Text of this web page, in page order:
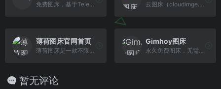
免费图床，基于Telegraph的图片上传工具 云图床（cloudimge.com）免费公共图床, 提供图片上传和图片外链以及图片托管服务, 原图保存, 全球CDN加速.
薄荷图床官网首页
薄荷图床是一款不限流量的图床软件，支持批量上传，不仅仅是图片，您还可以上传文档，PDF，表格，音视频，压缩包等数百种格式。不限流量，不限上传次数，全球CDN 加速，累计外链次数已经超过了四亿次。薄荷图床是最好用的图床软件。
Gimhoy图床
永久免费图床，无需注册，批量上传，即时预览，无限流量，无限外链，永久保存，微博服务器，全网CDN，高速稳定，网页上传，无需插件。支持JPG, GIF, PNG等文件格 式。支持远程图片上传。微博图床，围脖是个好图床。
暂无评论